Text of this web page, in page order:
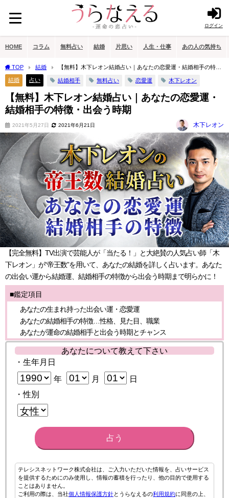
ログイン
HOME コラム 無料占い 結婚 片思い 人生・仕事 あの人の気持ち
TOP 結婚
【無料】木下レオン結婚占い｜あなたの恋愛運・結婚相手の特
徴・出会う時期
結婚 占い 結婚相手 無料占い 恋愛運 木下レオン
【無料】木下レオン結婚占い｜あなたの恋愛運・
結婚相手の特徴・出会う時期
2021年5月27日 2021年6月21日 木下レオン
【完全無料】TV出演で芸能人が「当たる！」と大絶賛の人気占い師「木
下レオン」が“帝王数”を用いて、あなたの結婚を詳しく占います。あなた
の出会い運から結婚運、結婚相手の特徴から出会う時期まで明らかに！
■鑑定項目
あなたの生まれ持った出会い運・恋愛運
あなたの結婚相手の特徴…性格、見た目、職業
あなたが運命の結婚相手と出会う時期とチャンス
あなたについて教えて下さい
・生年月日
年 月
日
・性別
占う
テレシスネットワーク株式会社は、ご入力いただいた情報を、占いサービス
を提供するためにのみ使用し、情報の蓄積を行ったり、他の目的で使用する
ことはありません。
ご利用の際は、当社個人情報保護方針とうらなえるの利用規約に同意の上、